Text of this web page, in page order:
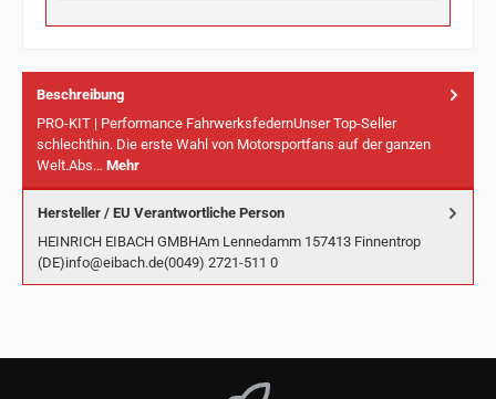
Beschreibung
PRO-KIT | Performance FahrwerksfedernUnser Top-Seller
schlechthin. Die erste Wahl von Motorsportfans auf der ganzen
Welt.Abs… Mehr
Hersteller / EU Verantwortliche Person
HEINRICH EIBACH GMBHAm Lennedamm 157413 Finnentrop
(DE)info@eibach.de(0049) 2721-511 0